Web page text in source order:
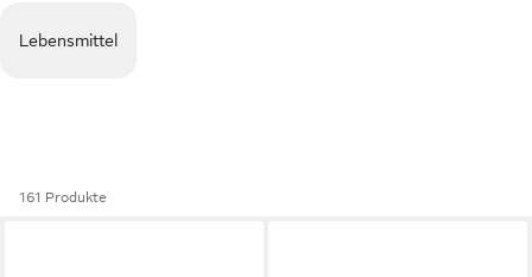
Lebensmittel
161 Produkte